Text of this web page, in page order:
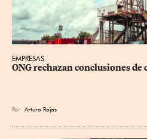
EMPRESAS
ONG rechazan conclusiones de
Por Arturo Rojas